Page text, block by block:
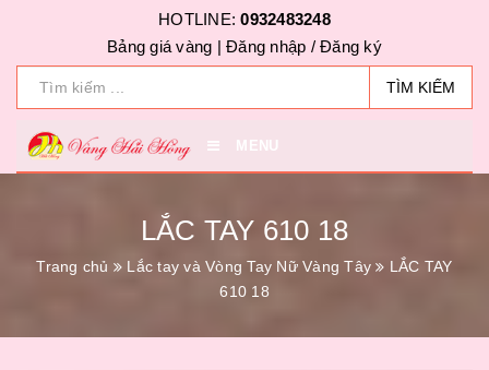
HOTLINE:0932483248
Bảng giá vàng | Đăng nhập / Đăng ký
TÌM KIẾM
MENU
LẮC TAY 610 18
Trang chủ Lắc tay và Vòng Tay Nữ Vàng Tây
LẮC TAY
610 18